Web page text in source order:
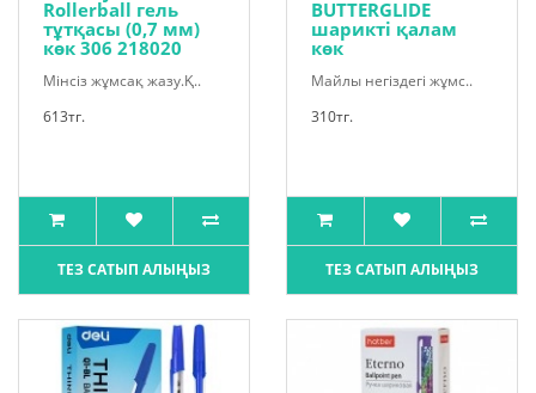
Rollerball гель
тұтқасы (0,7 мм)
көк 306 218020
Мінсіз жұмсақ жазу.Қ..
613тг.
ТЕЗ САТЫП АЛЫҢЫЗ
BUTTERGLIDE
шарикті қалам
көк
Майлы негіздегі жұмс..
310тг.
ТЕЗ САТЫП АЛЫҢЫЗ